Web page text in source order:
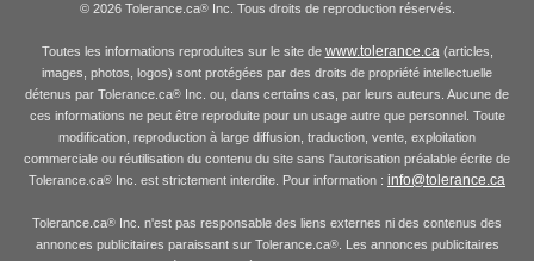
© 2026 Tolerance.ca®Inc. Tous droits de reproduction réservés.
Toutes les informations reproduites sur le site de www.tolerance.ca(articles,
images, photos, logos) sont protégées par des droits de propriété intellectuelle
détenus par Tolerance.ca® Inc. ou, dans certains cas, par leurs auteurs. Aucune de
ces informations ne peut être reproduite pour un usage autre que personnel. Toute
modification, reproduction à large diffusion, traduction, vente, exploitation
commerciale ou réutilisation du contenu du site sans l'autorisation préalable écrite de
Tolerance.ca® Inc. est strictement interdite. Pour information : info@tolerance.ca
Tolerance.ca® Inc. n'est pas responsable des liens externes ni des contenus des
annonces publicitaires paraissant sur Tolerance.ca®. Les annonces publicitaires